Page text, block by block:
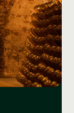
recrutées
sont
Les
et en
d’origine.